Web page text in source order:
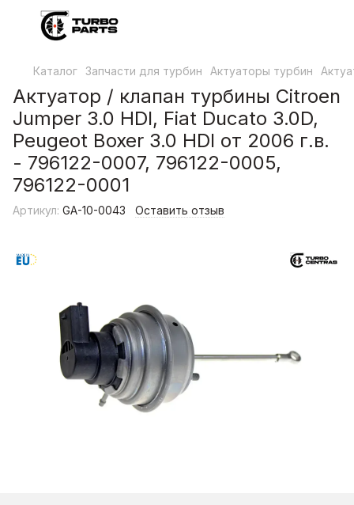
Каталог Запчасти для турбин Актуаторы турбин
Актуатор / клапан турбины Citroen
Jumper 3.0 HDI, Fiat Ducato 3.0D,
Peugeot Boxer 3.0 HDI от 2006 г.в.
- 796122-0007, 796122-0005,
796122-0001
Артикул: GA-10-0043 Оставить отзыв